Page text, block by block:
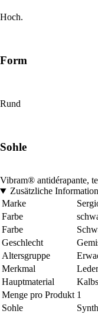
Hoch.
Form
Rund
Sohle
Vibram® antidérapante,
Zusätzliche
Marke
Farbe
Farbe
Geschlecht
Altersgruppe
Merkmal
Leder
Hauptmaterial
Menge pro Produkt 1
Sohle